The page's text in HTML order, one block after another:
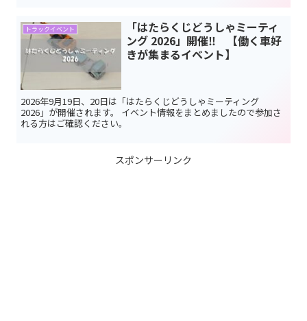
トラックイベント
「はたらくじどうしゃミーティ
ング 2026」開催‼ 【働く車好
きが集まるイベント】
2026年9月19日、20日は「はたらくじどうしゃミーティング
2026」が開催されます。 イベント情報をまとめましたので参加さ
れる方はご確認ください。
スポンサーリンク